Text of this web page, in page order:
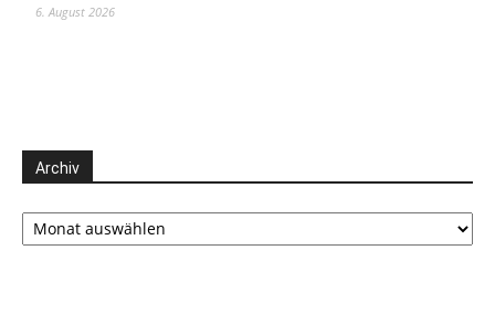
6. August 2026
Archiv
Archiv